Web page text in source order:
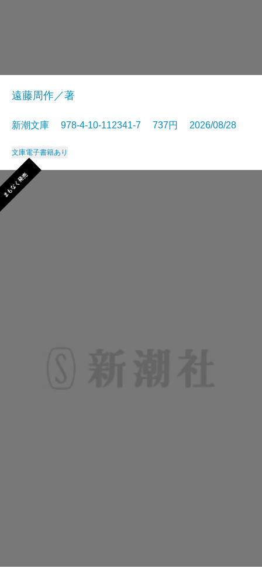
遠藤周作／著
新潮文庫 978-4-10-112341-7 737円 2026/08/28
文庫電子書籍あり
まもなく発売